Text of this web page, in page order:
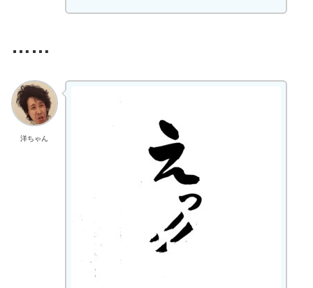
……
洋ちゃん